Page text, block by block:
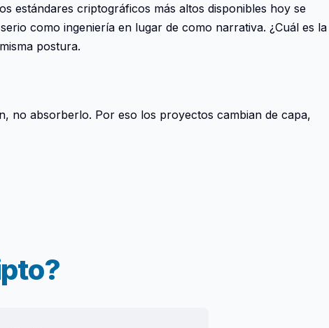
estándares criptográficos más altos disponibles hoy se
como ingeniería en lugar de como narrativa. ¿Cuál es la
postura.
no absorberlo. Por eso los proyectos cambian de capa,